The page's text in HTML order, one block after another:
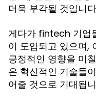
더욱 부각될 것입니
게다가 fintech 기업
이 도입되고 있으며,
긍정적인 영향을 미
은 혁신적인 기술들
어줄 것으로 기대됩